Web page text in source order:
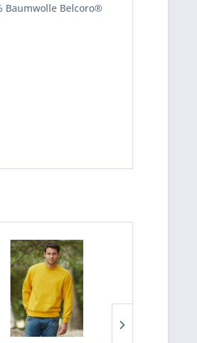
Baumwolle Belcoro®